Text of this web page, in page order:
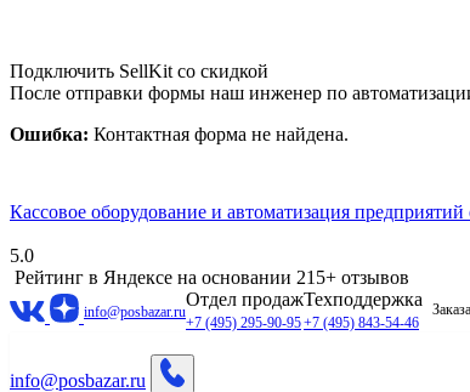
Подключить SellKit со скидкой
После отправки формы наш инженер по
Ошибка: Контактная форма не найдена.
Кассовое оборудование и автоматизация
5.0
Рейтинг в Яндексе на основании 215+ отзывов
info@posbazar.ru
Отдел продаж
+7 (495) 295-90-95
Техподдержка
+7 (495) 843-54-46
info@posbazar.ru